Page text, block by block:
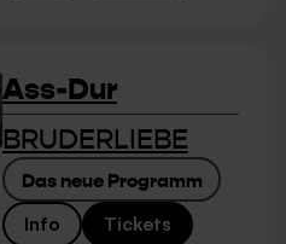
Ass-Dur
BRUDERLIEBE
Das neue Programm
Info Tickets